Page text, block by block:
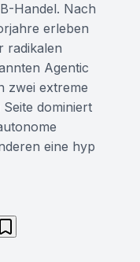
Handel. Nach
erleben
radikalen
Agentic
zwei extreme
dominiert
eine hyp